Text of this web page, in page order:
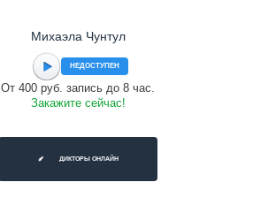
Михаэла Чунтул
НЕДОСТУПЕН
От 400 руб. запись до 8 час.
Закажите сейчас!
ДИКТОРЫ ОНЛАЙН